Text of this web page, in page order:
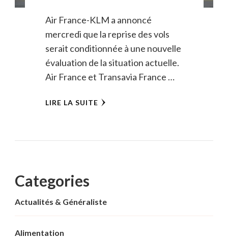
Air France-KLM a annoncé
mercredi que la reprise des vols
serait conditionnée à une nouvelle
évaluation de la situation actuelle.
Air France et Transavia France …
LIRE LA SUITE
Categories
Actualités & Généraliste
Alimentation